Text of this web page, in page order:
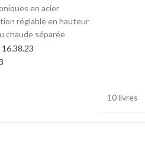
en acier
réglable en hauteur
chaude séparée
10 livres